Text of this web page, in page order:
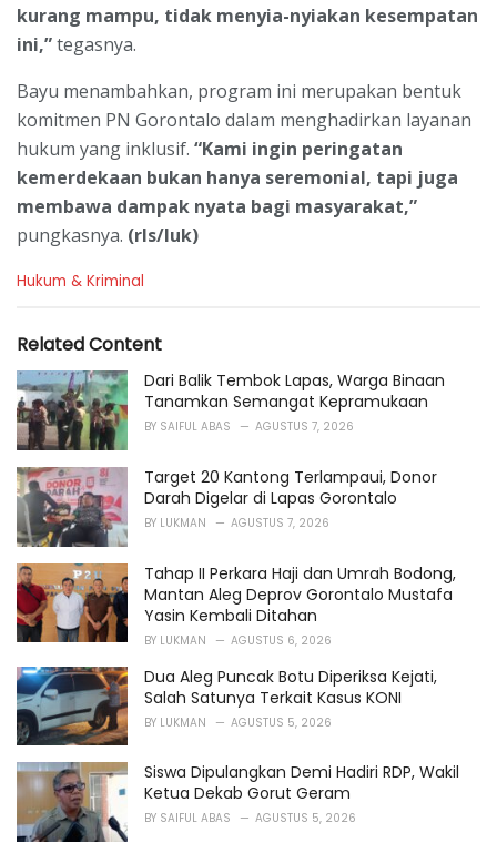
kurang mampu, tidak menyia-nyiakan kesempatan
ini,”tegasnya.
Bayu menambahkan, program ini merupakan bentuk
komitmen PN Gorontalo dalam menghadirkan layanan
hukum yang inklusif. “Kami ingin peringatan
kemerdekaan bukan hanya seremonial, tapi juga
membawa dampak nyata bagi masyarakat,”
pungkasnya. (rls/luk)
C
e
o
r
i
e
:
Hukum & Kriminal
Related Content
Dari Balik Tembok Lapas, Warga Binaan
Tanamkan Semangat Kepramukaan
BY SAIFUL ABAS AGUSTUS 7, 2026
Target 20 Kantong Terlampaui, Donor
Darah Digelar di Lapas Gorontalo
BY LUKMAN AGUSTUS 7, 2026
Tahap II Perkara Haji dan Umrah Bodong,
Mantan Aleg Deprov Gorontalo Mustafa
Yasin Kembali Ditahan
BY LUKMAN AGUSTUS 6, 2026
Dua Aleg Puncak Botu Diperiksa Kejati,
Salah Satunya Terkait Kasus KONI
BY LUKMAN AGUSTUS 5, 2026
Siswa Dipulangkan Demi Hadiri RDP, Wakil
Ketua Dekab Gorut Geram
BY SAIFUL ABAS AGUSTUS 5, 2026